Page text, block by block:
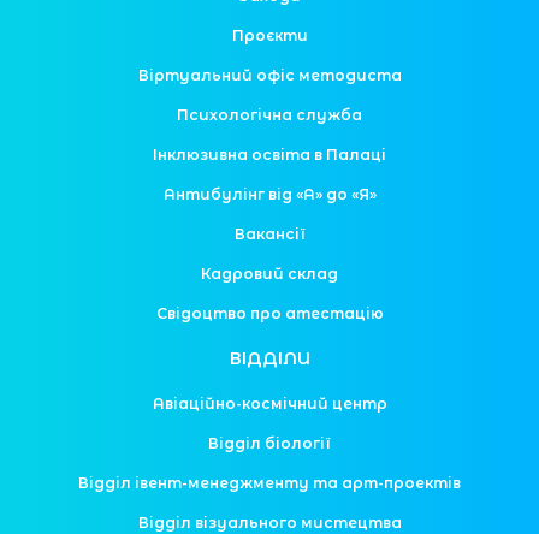
Проєкти
Віртуальний офіс методиста
Психологічна служба
Інклюзивна освіта в Палаці
Антибулінг від «А» до «Я»
Вакансії
Кадровий склад
Свідоцтво про атестацію
ВІДДІЛИ
Авіаційно-космічний центр
Відділ біології
Відділ івент-менеджменту та арт-проектів
Відділ візуального мистецтва